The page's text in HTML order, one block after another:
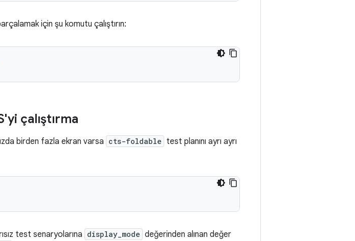
için şu komutu çalıştırın:
çalıştırma
birden fazla ekran varsa cts-foldable test planını ayrı ayrı
test senaryolarına display_mode değerinden alınan değer